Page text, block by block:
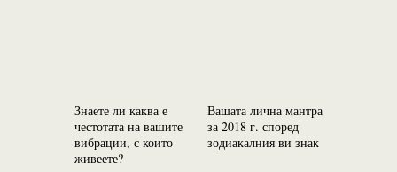
Знаете ли каква е
честотата на вашите
вибрации, с които
живеете?
Вашата лична мантра
за 2018 г. според
зодиакалния ви знак